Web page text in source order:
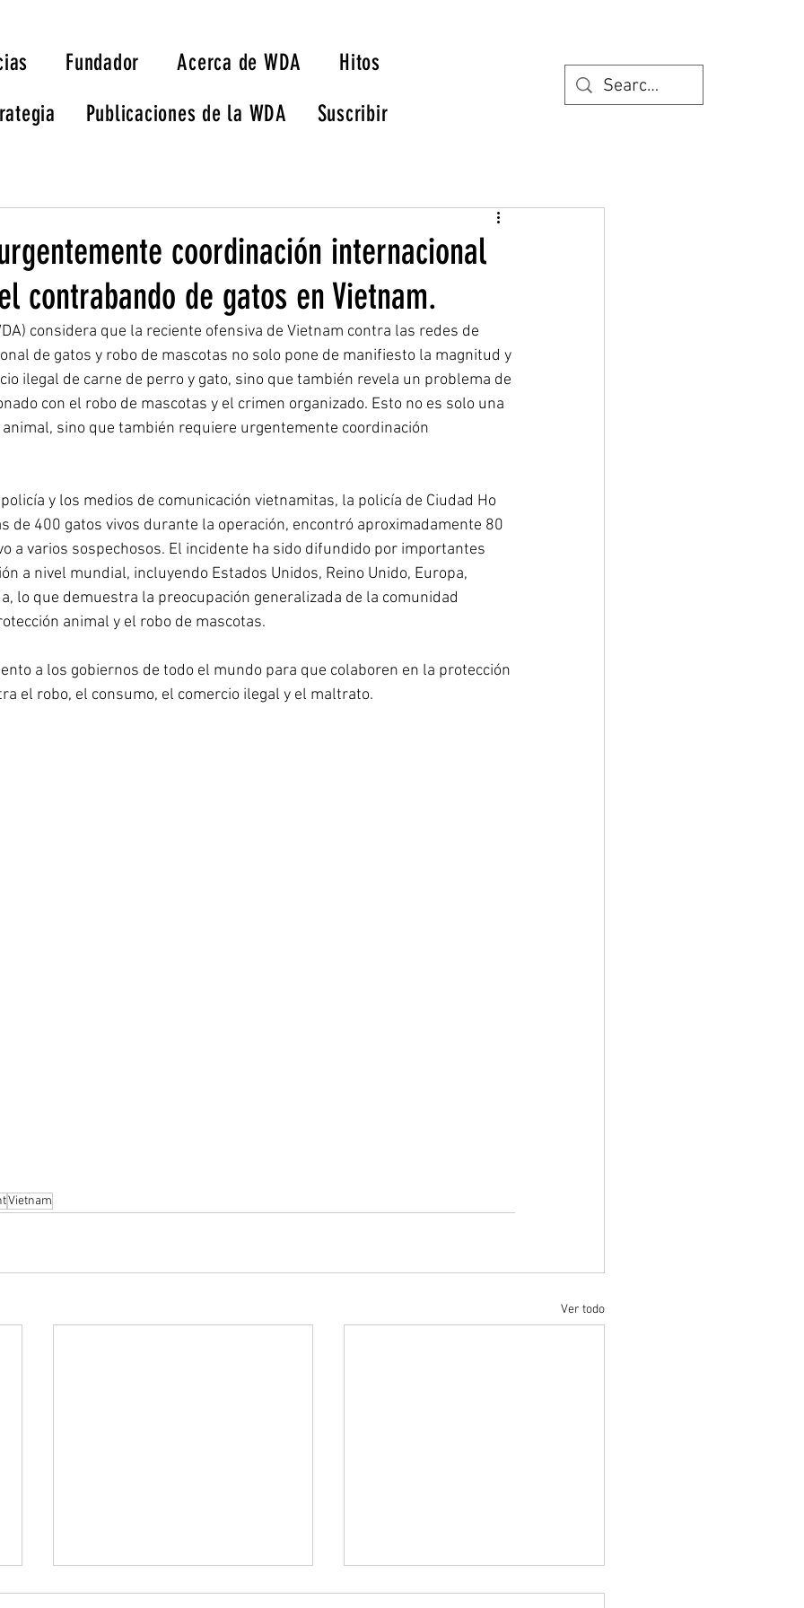
Fundador Acerca de WDA
Hitos
Publicaciones de la WDA Suscribir
coordinación internacional
contrabando de gatos en Vietnam.
considera que la reciente ofensiva de Vietnam contra las redes de
de gatos y robo de mascotas no solo pone de manifiesto la magnitud y
ilegal de carne de perro y gato, sino que también revela un problema de
con el robo de mascotas y el crimen organizado. Esto no es solo una
sino que también requiere urgentemente coordinación
y los medios de comunicación vietnamitas, la policía de Ciudad Ho
de 400 gatos vivos durante la operación, encontró aproximadamente 80
a varios sospechosos. El incidente ha sido difundido por importantes
a nivel mundial, incluyendo Estados Unidos, Reino Unido, Europa,
lo que demuestra la preocupación generalizada de la comunidad
animal y el robo de mascotas.
a los gobiernos de todo el mundo para que colaboren en la protección
el robo, el consumo, el comercio ilegal y el maltrato.
Vietnam
Ver todo